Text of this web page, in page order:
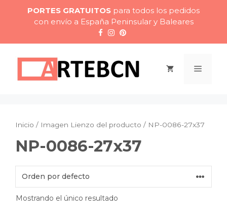
contenido
PORTES GRATUITOS para todos los pedidos
con envío a España Peninsular y Baleares
Menú
Inicio / Imagen Lienzo del producto / NP-0086-27x37
NP-0086-27x37
Mostrando el único resultado